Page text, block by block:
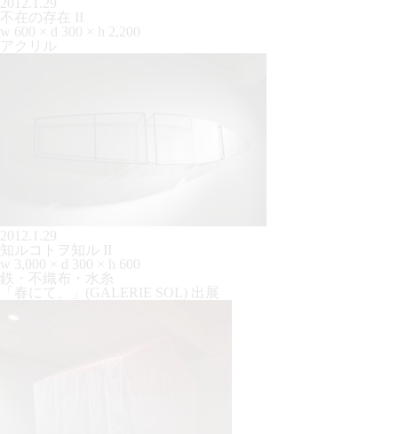
2012.1.29
不在の存在 II
w 600 × d 300 × h 2,200
アクリル
2012.1.29
知ルコトヲ知ル II
w 3,000 × d 300 × h 600
鉄・不織布・水糸
「春にて、」(GALERIE SOL) 出展